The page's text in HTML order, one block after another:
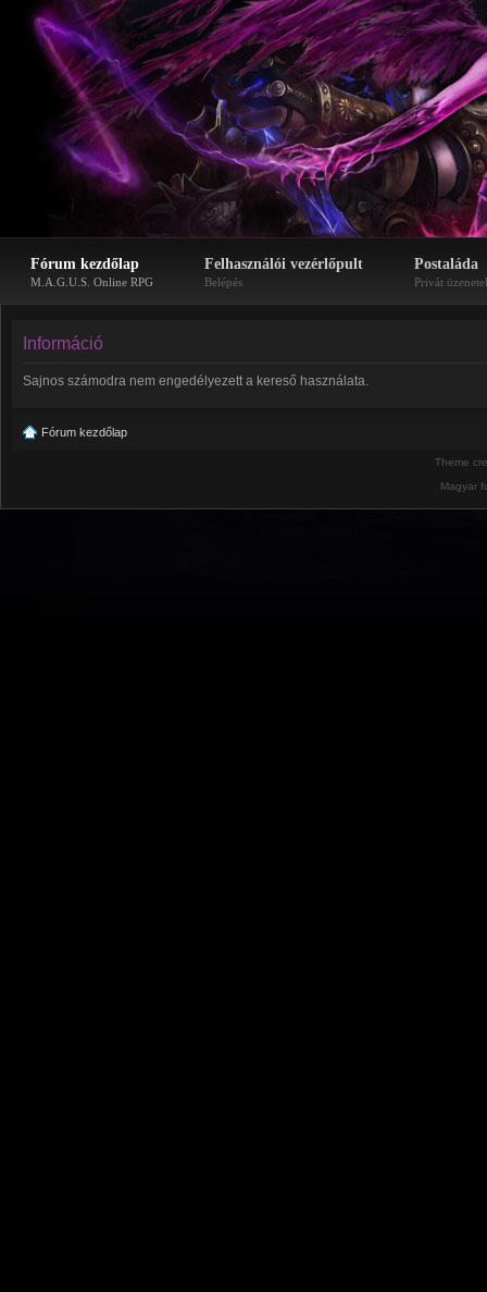
Fórum kezdőlap
M.A.G.U.S. Online RPG
Felhasználói vezérlőpult
Belépés
Postaláda
Privát
Információ
Sajnos számodra nem engedélyezett a kereső használata.
Fórum kezdőlap
Theme
Magyar